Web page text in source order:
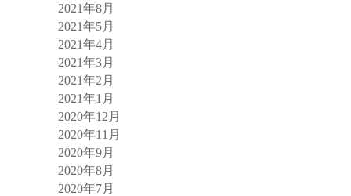
2021年8月
2021年5月
2021年4月
2021年3月
2021年2月
2021年1月
2020年12月
2020年11月
2020年9月
2020年8月
2020年7月